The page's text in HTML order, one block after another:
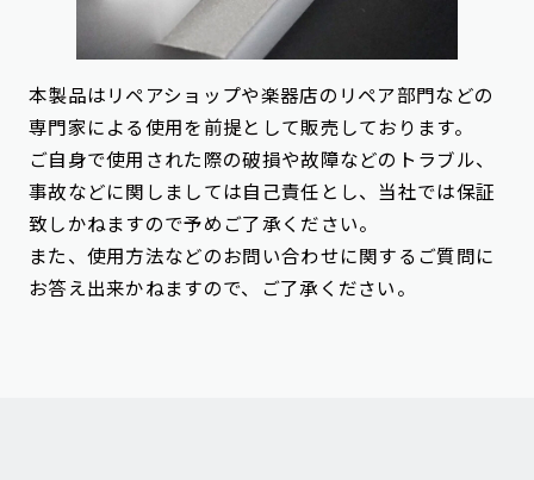
本製品はリペアショップや楽器店のリペア部門などの
専門家による使用を前提として販売しております。
ご自身で使用された際の破損や故障などのトラブル、
事故などに関しましては自己責任とし、当社では保証
致しかねますので予めご了承ください。
また、使用方法などのお問い合わせに関するご質問に
お答え出来かねますので、ご了承ください。